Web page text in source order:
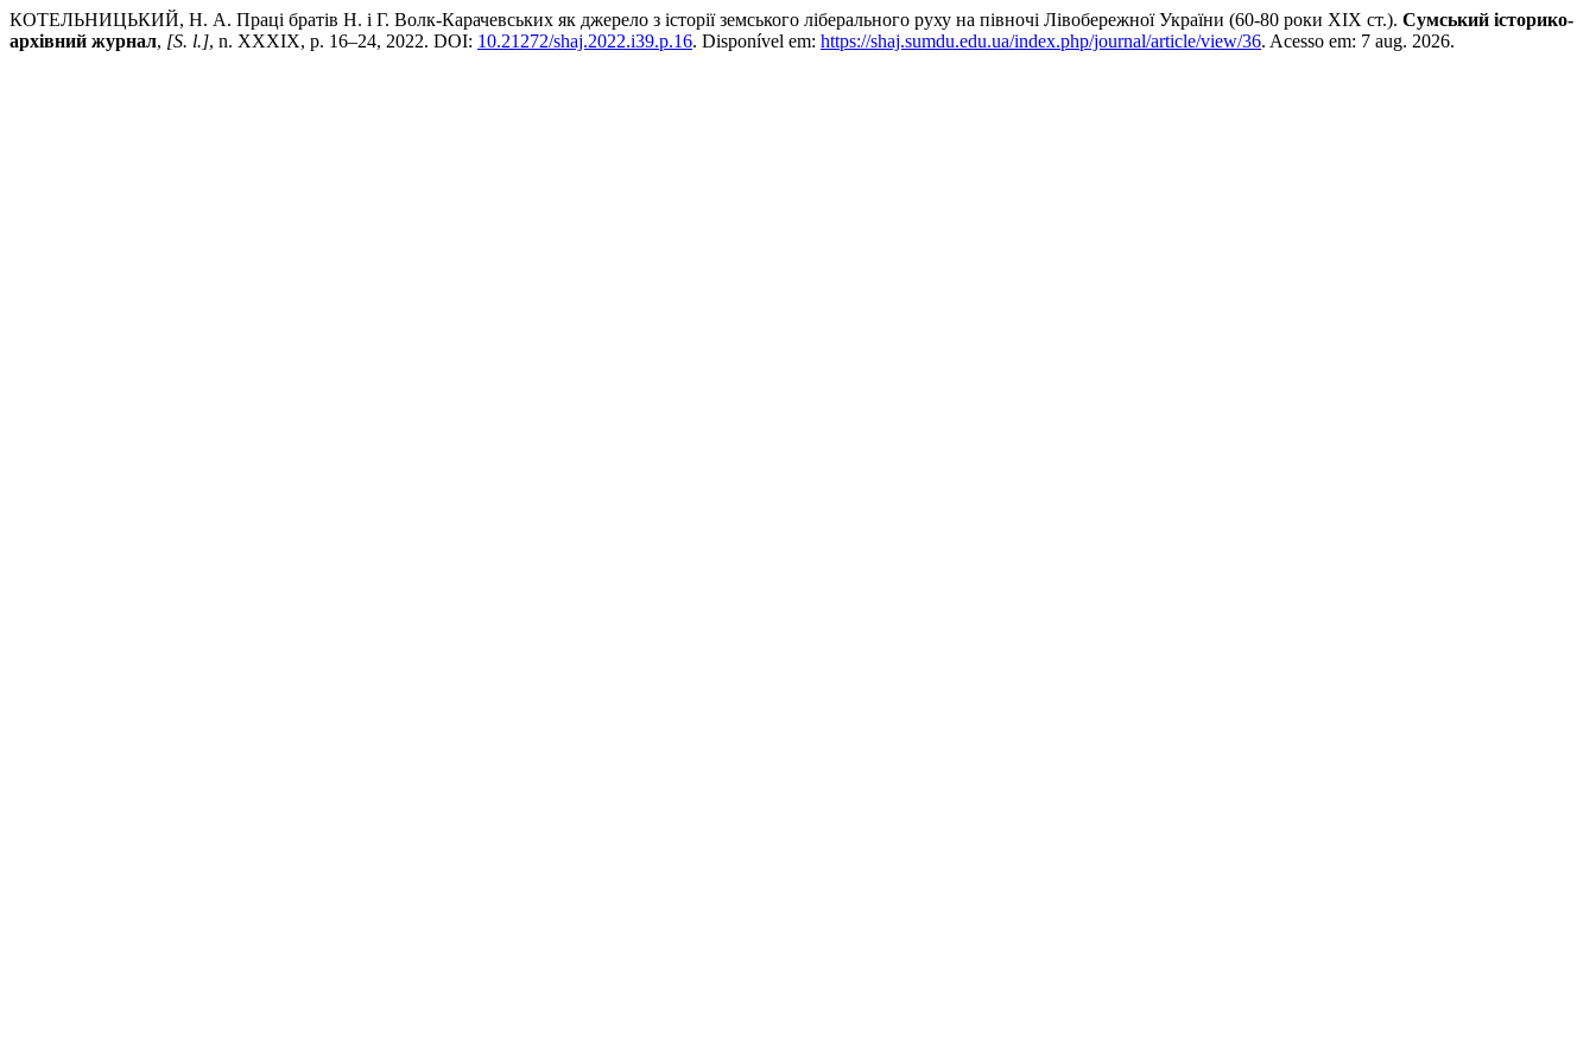
КОТЕЛЬНИЦЬКИЙ, Н. А. Праці братів Н. і Г. Волк-Карачевських як джерело з історії земського ліберального руху на півночі Лівобережної України (60-80 роки ХІХ ст.). Сумський історико-
архівний журнал, [S. l.], n. XXXIX, p. 16–24, 2022. DOI: 10.21272/shaj.2022.i39.p.16. Disponível em: https://shaj.sumdu.edu.ua/index.php/journal/article/view/36. Acesso em: 7 aug. 2026.